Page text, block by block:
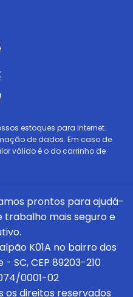
estoques para internet.
de dados. Em caso de
válido é o do carrinho de
prontos para ajudá-
mais seguro e
K01A no bairro dos
SC, CEP 89203-210
0001-02
os direitos reservados